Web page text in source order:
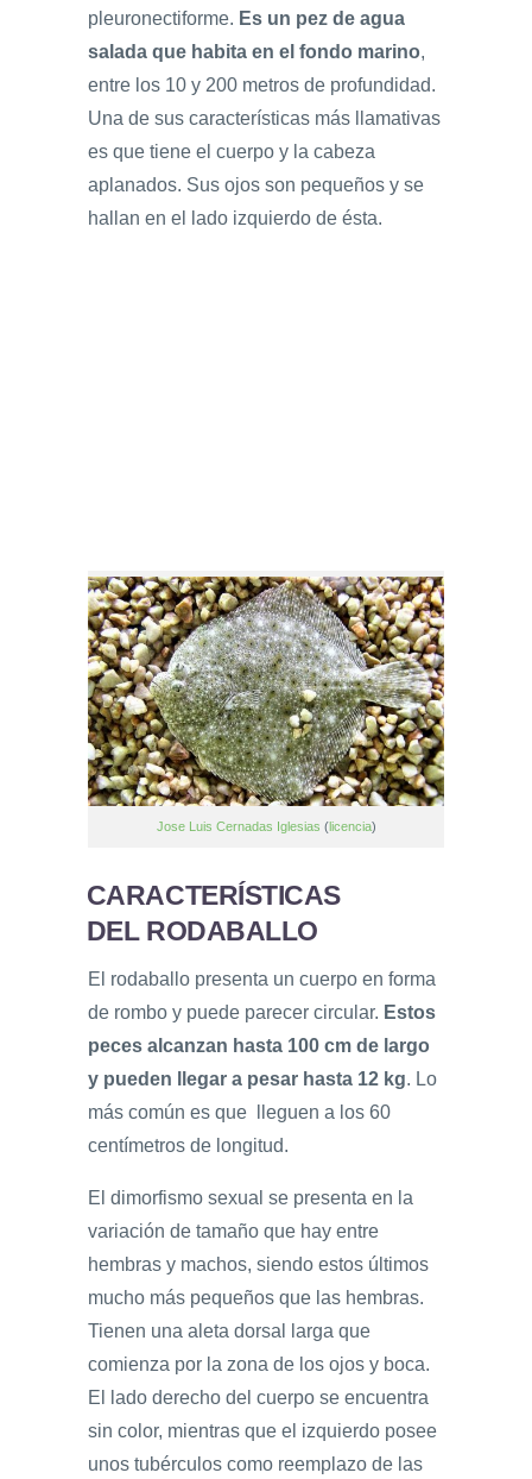
pleuronectiforme. Es un pez de agua
salada que habita en el fondo marino,
entre los 10 y 200 metros de profundidad.
Una de sus características más llamativas
es que tiene el cuerpo y la cabeza
aplanados. Sus ojos son pequeños y se
hallan en el lado izquierdo de ésta.
Jose Luis Cernadas Iglesias (licencia)
CARACTERÍSTICAS
DEL RODABALLO
El rodaballo presenta un cuerpo en forma
de rombo y puede parecer circular. Estos
peces alcanzan hasta 100 cm de largo
y pueden llegar a pesar hasta 12 kg. Lo
más común es que lleguen a los 60
centímetros de longitud.
El dimorfismo sexual se presenta en la
variación de tamaño que hay entre
hembras y machos, siendo estos últimos
mucho más pequeños que las hembras.
Tienen una aleta dorsal larga que
comienza por la zona de los ojos y boca.
El lado derecho del cuerpo se encuentra
sin color, mientras que el izquierdo posee
unos tubérculos como reemplazo de las